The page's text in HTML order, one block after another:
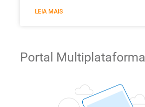
LEIA MAIS
Portal Multiplataforma